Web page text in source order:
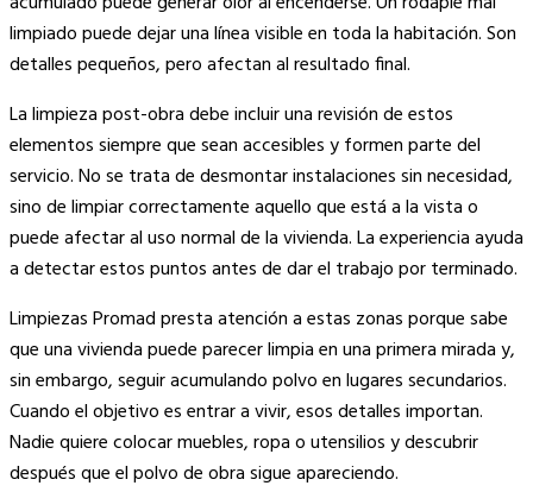
limpiado puede dejar una línea visible en toda la habitación. Son
detalles pequeños, pero afectan al resultado final.
La limpieza post-obra debe incluir una revisión de estos
elementos siempre que sean accesibles y formen parte del
servicio. No se trata de desmontar instalaciones sin necesidad,
sino de limpiar correctamente aquello que está a la vista o
puede afectar al uso normal de la vivienda. La experiencia ayuda
a detectar estos puntos antes de dar el trabajo por terminado.
Limpiezas Promad presta atención a estas zonas porque sabe
que una vivienda puede parecer limpia en una primera mirada y,
sin embargo, seguir acumulando polvo en lugares secundarios.
Cuando el objetivo es entrar a vivir, esos detalles importan.
Nadie quiere colocar muebles, ropa o utensilios y descubrir
después que el polvo de obra sigue apareciendo.